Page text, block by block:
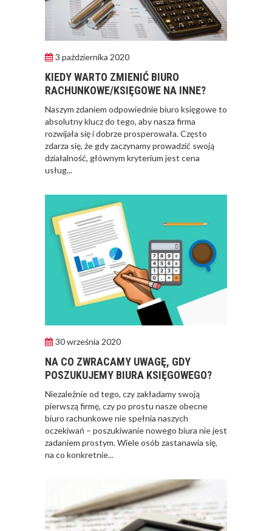
3 października 2020
KIEDY WARTO ZMIENIĆ BIURO
RACHUNKOWE/KSIĘGOWE NA INNE?
​Naszym zdaniem odpowiednie biuro księgowe to
absolutny klucz do tego, aby nasza firma
rozwijała się i dobrze prosperowała. Często
zdarza się, że gdy zaczynamy prowadzić swoją
działalność, głównym kryterium jest cena
usług...
30 września 2020
NA CO ZWRACAMY UWAGĘ, GDY
POSZUKUJEMY BIURA KSIĘGOWEGO?
​Niezależnie od tego, czy zakładamy swoją
pierwszą firmę, czy po prostu nasze obecne
biuro rachunkowe nie spełnia naszych
oczekiwań – poszukiwanie nowego biura nie jest
zadaniem prostym. Wiele osób zastanawia się,
na co konkretnie...